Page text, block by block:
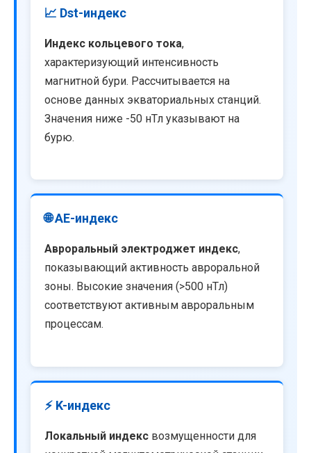
📈 Dst-индекс
Индекс кольцевого тока,
характеризующий интенсивность
магнитной бури. Рассчитывается на
основе данных экваториальных станций.
Значения ниже -50 нТл указывают на
бурю.
🌐 AE-индекс
Авроральный электроджет индекс,
показывающий активность авроральной
зоны. Высокие значения (>500 нТл)
соответствуют активным авроральным
процессам.
⚡ K-индекс
Локальный индекс возмущенности для